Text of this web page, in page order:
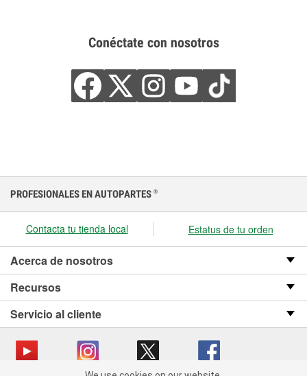
Conéctate con nosotros
PROFESIONALES EN AUTOPARTES ®
Contacta tu tienda local Estatus de tu orden
Acerca de nosotros
Recursos
Servicio al cliente